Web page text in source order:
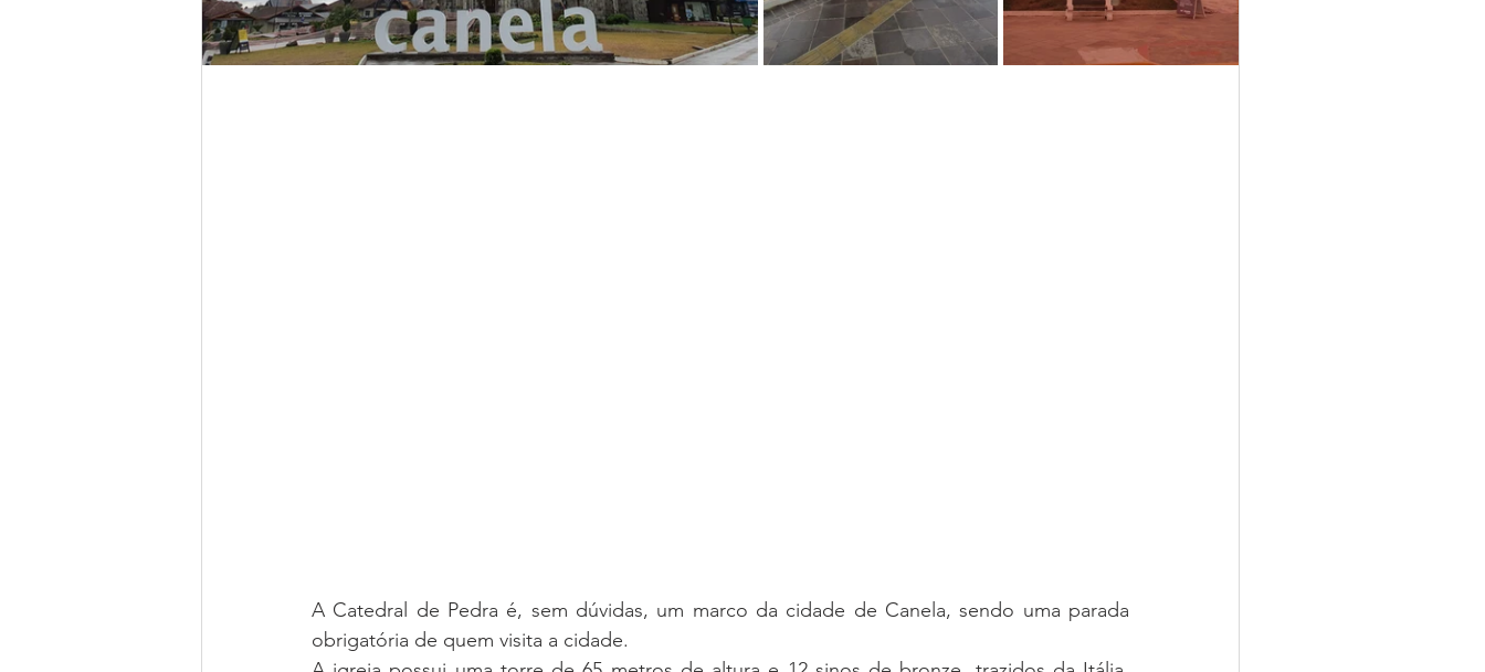
A Catedral de Pedra é, sem dúvidas, um marco da cidade de Canela, sendo uma parada
obrigatória de quem visita a cidade.